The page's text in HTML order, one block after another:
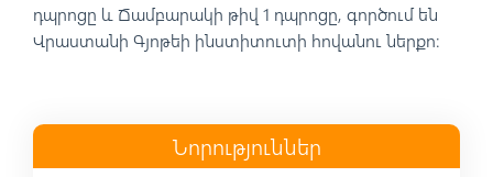
դպրոցը և Ճամբարակի թիվ 1 դպրոցը, գործում են
Վրաստանի Գյոթեի ինստիտուտի հովանու ներքո։
Նորություններ